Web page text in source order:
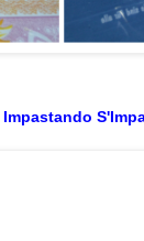
Impastando